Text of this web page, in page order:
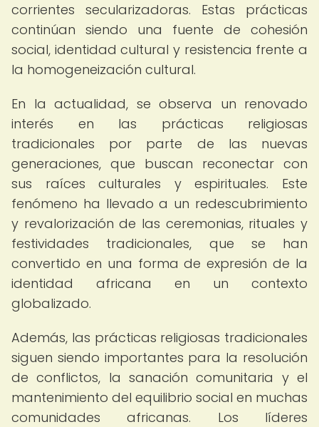
corrientes secularizadoras. Estas prácticas
continúan siendo una fuente de cohesión
social, identidad cultural y resistencia frente a
la homogeneización cultural.
En la actualidad, se observa un renovado
interés en las prácticas religiosas
tradicionales por parte de las nuevas
generaciones, que buscan reconectar con
sus raíces culturales y espirituales. Este
fenómeno ha llevado a un redescubrimiento
y revalorización de las ceremonias, rituales y
festividades tradicionales, que se han
convertido en una forma de expresión de la
identidad africana en un contexto
globalizado.
Además, las prácticas religiosas tradicionales
siguen siendo importantes para la resolución
de conflictos, la sanación comunitaria y el
mantenimiento del equilibrio social en muchas
comunidades africanas. Los líderes